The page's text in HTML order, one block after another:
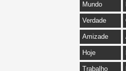
Mundo
Verdade
Amizade
Hoje
Trabalho